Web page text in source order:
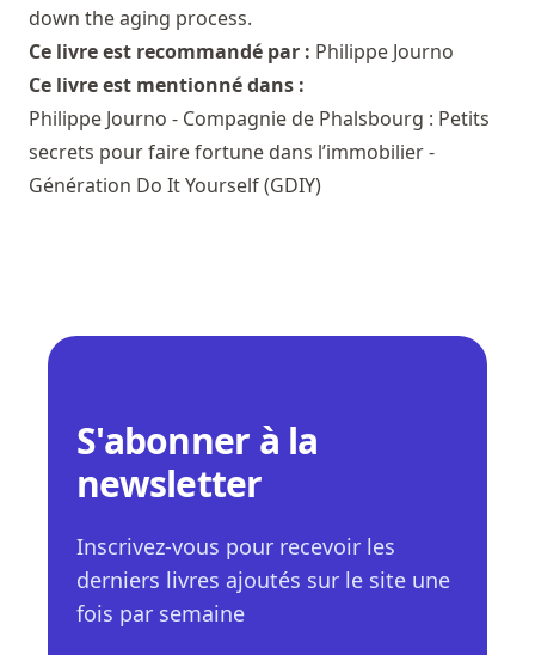
down the aging process.
Ce livre est recommandé par : Philippe Journo
Ce livre est mentionné dans :
Philippe Journo - Compagnie de Phalsbourg : Petits
secrets pour faire fortune dans l’immobilier -
Génération Do It Yourself (GDIY)
S'abonner à la
newsletter
Inscrivez-vous pour recevoir les
derniers livres ajoutés sur le site une
fois par semaine